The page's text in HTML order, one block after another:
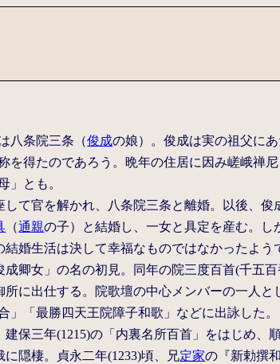
八条院三条（俊成の娘）。俊成は実の祖父に
を得たのであろう。晩年の住居に因み嵯峨禅
」とも。
て官を解かれ、八条院三条と離婚。以後、俊
（通親の子）と結婚し、一女と具定を産む。し
婚生活は決して幸福なものではなかったよう
卿女」の名の初見。同年の院三度百首(千五
に出仕する。院歌壇の中心メンバーの一人と
」「最勝四天王院障子和歌」などに出詠した。
保三年(1215)の「内裏名所百首」をはじめ、
隠棲。貞永二年(1233)頃、兄定家の『新勅撰